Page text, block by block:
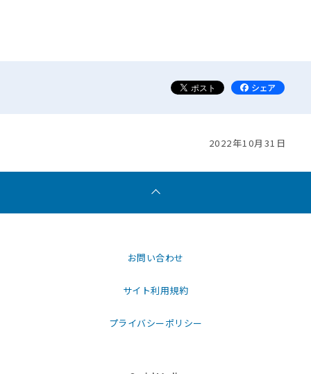
2022年10月31日
お問い合わせ
サイト利用規約
プライバシーポリシー